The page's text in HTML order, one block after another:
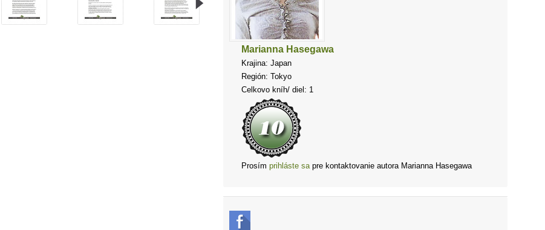
Marianna Hasegawa
Krajina: Japan
Región: Tokyo
Celkovo kníh/ diel: 1
Prosím prihláste sapre kontaktovanie autora Marianna Hasegawa